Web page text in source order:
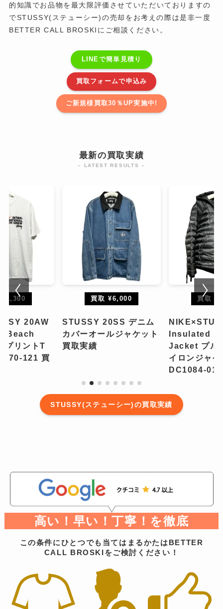
的知識でお品物を最大限評価させていただいておりますの
でSTUSSY(ステューシー)の売却をお考えの際は是非一度
BETTER CALL BROSKIにご相談ください。
LINEで簡単見積り
買取フォームで申込み
ご新規様買取30％UP実施中!
最新の買取実績
– LATEST RESULTS –
¥1,300
20AW
Beach
リントT
121 買
買取 ¥6,000
STUSSY 20SS デニム
カバーオールジャケット
買取実績
買取
Insulated
Jacket プル
イロンジャ
DC1084-
STUSSY(ステューシー)の買取実績
高い！早い！丁寧！を徹底
この条件にひとつでも当てはまるかたはBETTER
CALL BROSKIをご検討ください！